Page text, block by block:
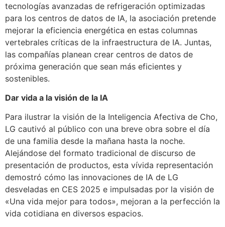
tecnologías avanzadas de refrigeración optimizadas
para los centros de datos de IA, la asociación pretende
mejorar la eficiencia energética en estas columnas
vertebrales críticas de la infraestructura de IA. Juntas,
las compañías planean crear centros de datos de
próxima generación que sean más eficientes y
sostenibles.
Dar vida a la visión de la IA
Para ilustrar la visión de la Inteligencia Afectiva de Cho,
LG cautivó al público con una breve obra sobre el día
de una familia desde la mañana hasta la noche.
Alejándose del formato tradicional de discurso de
presentación de productos, esta vívida representación
demostró cómo las innovaciones de IA de LG
desveladas en CES 2025 e impulsadas por la visión de
«Una vida mejor para todos», mejoran a la perfección la
vida cotidiana en diversos espacios.